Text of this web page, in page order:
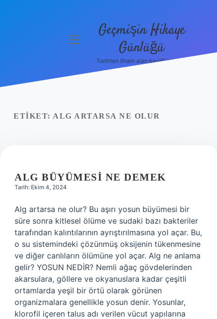
menüyü
Geçmişin Hikaye
Günlüğü
Tarihten ilham alan keyifli bilgiler!
ETIKET: ALG ARTARSA NE OLUR
ALG BÜYÜMESI NE DEMEK
Tarih: Ekim 4, 2024
Alg artarsa ne olur? Bu aşırı yosun büyümesi bir
süre sonra kitlesel ölüme ve sudaki bazı bakteriler
tarafından kalıntılarının ayrıştırılmasına yol açar. Bu,
o su sistemindeki çözünmüş oksijenin tükenmesine
ve diğer canlıların ölümüne yol açar. Alg ne anlama
gelir? YOSUN NEDİR? Nemli ağaç gövdelerinden
akarsulara, göllere ve okyanuslara kadar çeşitli
ortamlarda yeşil bir örtü olarak görünen
organizmalara genellikle yosun denir. Yosunlar,
klorofil içeren talus adı verilen vücut yapılarına